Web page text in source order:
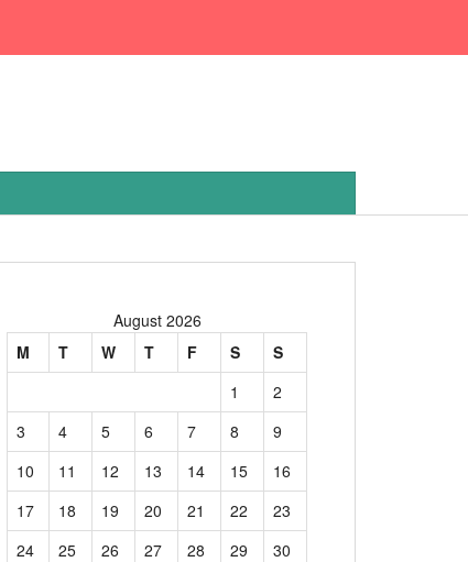
August 2026
M
T W T F S
S
1
2
3
4 5 6 7 8
9
10
11 12 13 14 15
16
17
18 19 20 21 22
23
24
25 26 27 28 29
30